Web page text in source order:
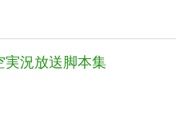
況放送脚本集